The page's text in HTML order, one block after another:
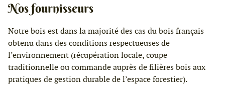
Nos fournisseurs
Notre bois est dans la majorité des cas du bois français
obtenu dans des conditions respectueuses de
l’environnement (récupération locale, coupe
traditionnelle ou commande auprès de filières bois aux
pratiques de gestion durable de l’espace forestier).